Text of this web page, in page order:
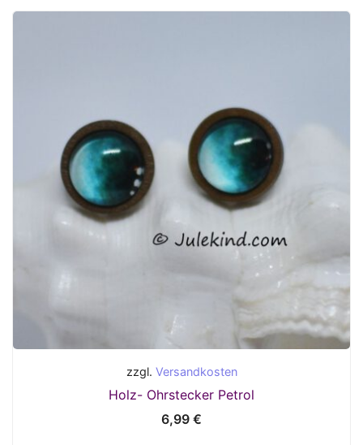
zzgl. Versandkosten
Holz- Ohrstecker Petrol
6,99 €